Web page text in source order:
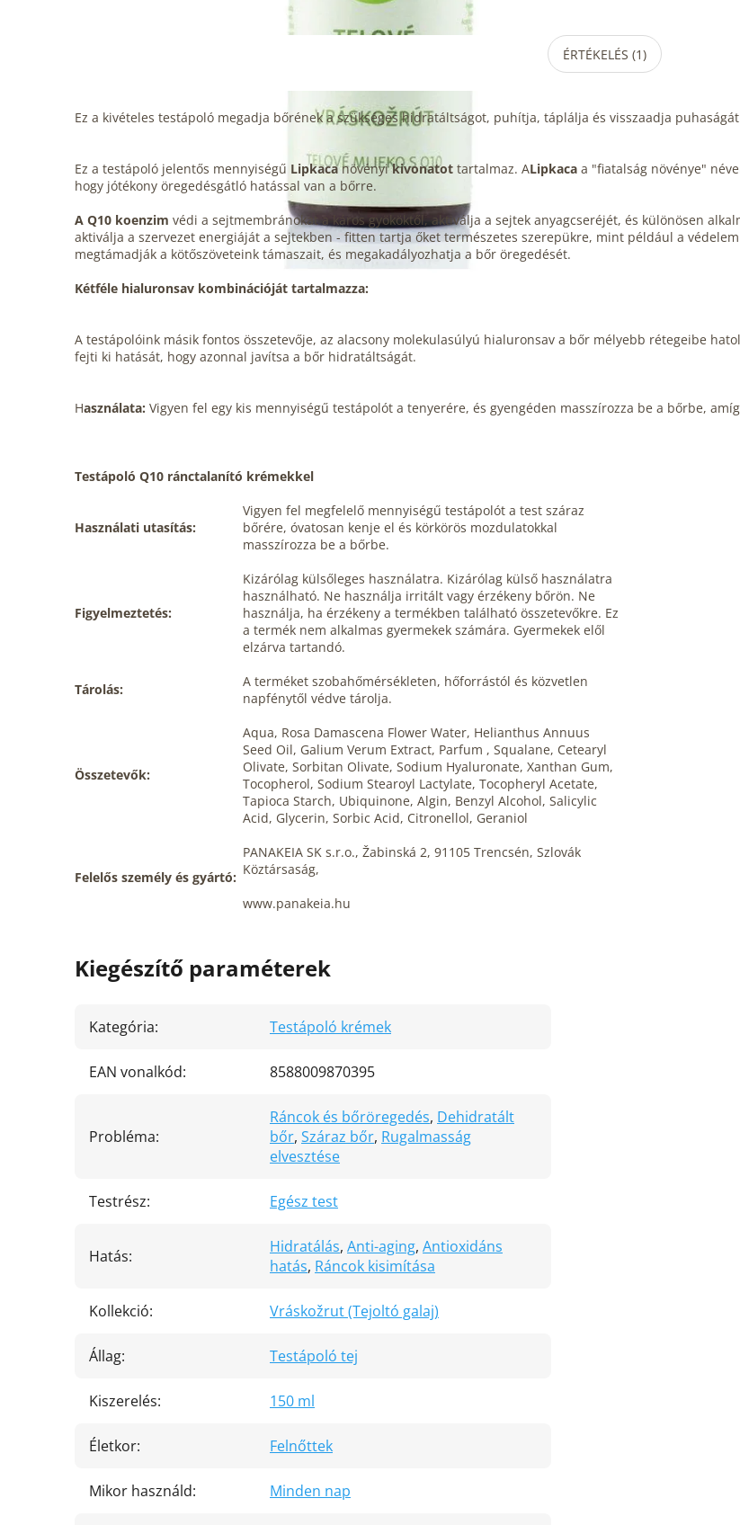
ÉRTÉKELÉS (1)
Ez a kivételes testápoló megadja bőrének a szükséges hidratáltságot, puhítja, táplálja és visszaadja
Ez a testápoló jelentős mennyiségű Lipkacanövényikivonatot tartalmaz. ALipkaca a "fiatalság növénye"
hogy jótékony öregedésgátló hatással van a bőrre.
A Q10 koenzim védi a sejtmembránokat a káros gyököktől, aktiválja a sejtek anyagcseréjét, és különösen
aktiválja a szervezet energiáját a sejtekben - fitten tartja őket természetes szerepükre, mint például a
megtámadják a kötőszöveteink támaszait, és megakadályozhatja a bőr öregedését.
Kétféle hialuronsav kombinációját tartalmazza:
A testápolóink másik fontos összetevője, az alacsony molekulasúlyú hialuronsav a bőr mélyebb rétegeibe
fejti ki hatását, hogy azonnal javítsa a bőr hidratáltságát.
Használata: Vigyen fel egy kis mennyiségű testápolót a tenyerére, és gyengéden masszírozza be a bőrbe,
Testápoló Q10 ránctalanító krémekkel
Használati utasítás:
Vigyen fel megfelelő mennyiségű testápolót a test száraz
bőrére, óvatosan kenje el és körkörös mozdulatokkal
masszírozza be a bőrbe.
Figyelmeztetés:
Kizárólag külsőleges használatra. Kizárólag külső használatra
használható. Ne használja irritált vagy érzékeny bőrön. Ne
használja, ha érzékeny a termékben található összetevőkre. Ez
a termék nem alkalmas gyermekek számára. Gyermekek elől
elzárva tartandó.
Tárolás:
A terméket szobahőmérsékleten, hőforrástól és közvetlen
napfénytől védve tárolja.
Összetevők:
Aqua, Rosa Damascena Flower Water, Helianthus Annuus
Seed Oil, Galium Verum Extract, Parfum , Squalane, Cetearyl
Olivate, Sorbitan Olivate, Sodium Hyaluronate, Xanthan Gum,
Tocopherol, Sodium Stearoyl Lactylate, Tocopheryl Acetate,
Tapioca Starch, Ubiquinone, Algin, Benzyl Alcohol, Salicylic
Acid, Glycerin, Sorbic Acid, Citronellol, Geraniol
Felelős személy és gyártó:
PANAKEIA SK s.r.o., Žabinská 2, 91105 Trencsén, Szlovák
Köztársaság,
www.panakeia.hu
Kiegészítő paraméterek
Kategória: Testápoló krémek
EAN vonalkód: 8588009870395
Probléma:
Ráncok és bőröregedés, Dehidratált
bőr, Száraz bőr, Rugalmasság
elvesztése
Testrész: Egész test
Hatás: Hidratálás, Anti-aging, Antioxidáns
hatás, Ráncok kisimítása
Kollekció: Vráskožrut (Tejoltó galaj)
Állag: Testápoló tej
Kiszerelés: 150 ml
Életkor: Felnőttek
Mikor használd: Minden nap